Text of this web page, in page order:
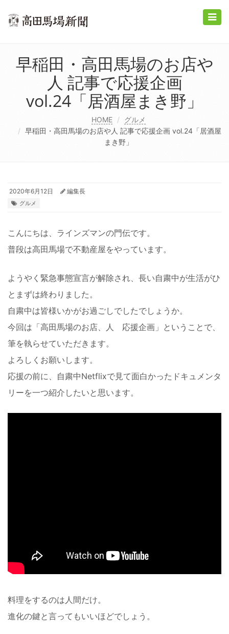
Toggle
早稲田・高田馬場のお店や
人 記事で応援企画
vol.24「居酒屋まき野」
HOME
グルメ
早稲田・高田馬場のお店や人 記事で応援企画 vol.24「居酒屋
まき野」
2020年6月12日 編集長
グルメ
こんにちは、ラインズマンの門伝です。
普段は高田馬場で不動産屋をやっています。
ようやく緊急事態宣言が解除され、長い自粛中が生活がひ
とまずは終わりました。
自粛中は皆様いかがお過ごしでしたでしょうか。
今回は「高田馬場のお店、人 応援企画」ということで、
筆を執らせていただきます。
よろしくお願いします。
応援の前に、自粛中Netflixで見て面白かったドキュメンタ
リーを一つ紹介したいと思います。
料理をするのは人間だけ。
進化の鍵と言ってもいいほどでしょう。